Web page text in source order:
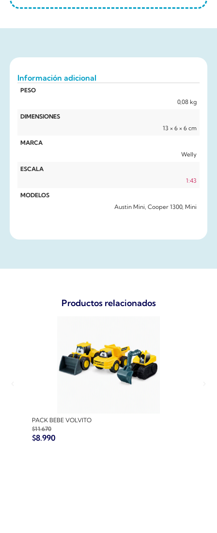
Información adicional
PESO
0,08 kg
DIMENSIONES
13 × 6 × 6 cm
MARCA
Welly
ESCALA
1:43
MODELOS
Austin Mini, Cooper 1300, Mini
Productos relacionados
PACK BEBE VOLVITO
$11.670
$8.990